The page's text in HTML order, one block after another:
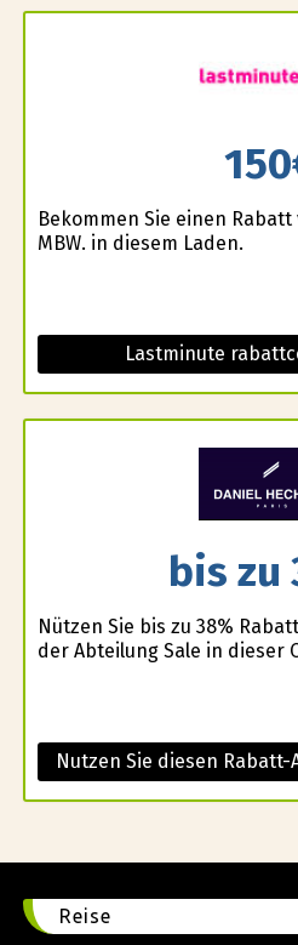
Bekommen Sie einen Rabatt
MBW. in diesem Laden.
Lastminute
bis zu
Nützen Sie bis zu 38%
der Abteilung Sale in dieser
Nutzen Sie diesen
Reise